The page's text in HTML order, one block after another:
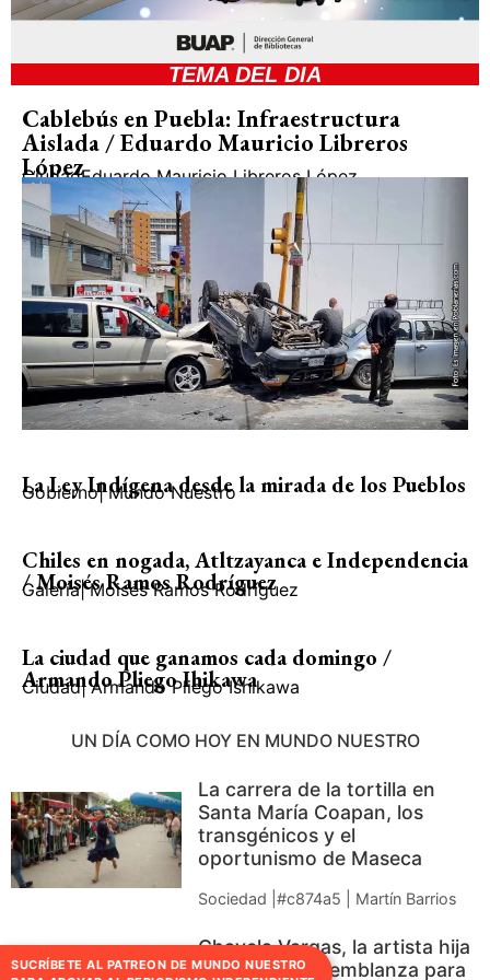
TEMA DEL DIA
Cablebús en Puebla: Infraestructura
Aislada / Eduardo Mauricio Libreros
López
CiudadEduardo Mauricio Libreros López
La Ley Indígena desde la mirada de los Pueblos
Gobierno| Mundo Nuestro
Chiles en nogada, Atltzayanca e Independencia
/ Moisés Ramos Rodríguez
Galería| Moisés Ramos Rodríguez
La ciudad que ganamos cada domingo /
Armando Pliego Ihikawa
Ciudad| Armando Pliego Ishikawa
UN DÍA COMO HOY EN MUNDO NUESTRO
La carrera de la tortilla en
Santa María Coapan, los
transgénicos y el
oportunismo de Maseca
Sociedad |#c874a5 | Martín Barrios
Chavela Vargas, la artista hija
del desamor/Semblanza para
SUCRÍBETE AL PATREON DE MUNDO NUESTRO